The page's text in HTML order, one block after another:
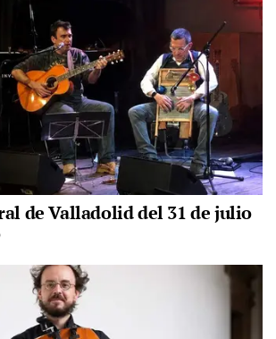
de Valladolid del 31 de julio